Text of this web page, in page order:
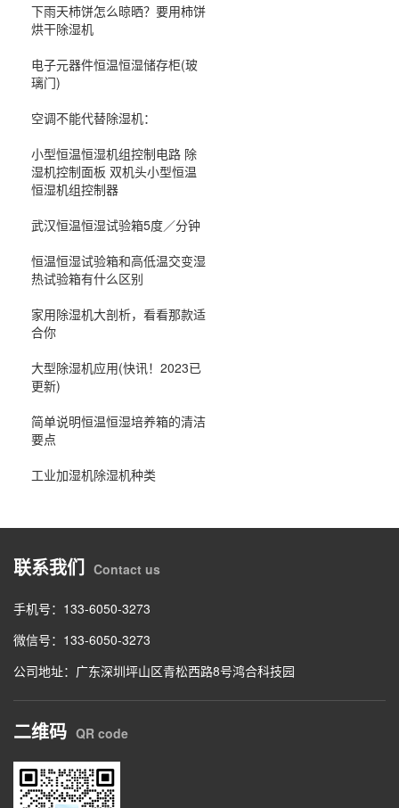
下雨天柿饼怎么晾晒？要用柿饼
烘干除湿机
电子元器件恒温恒湿储存柜(玻
璃门)
空调不能代替除湿机：
小型恒温恒湿机组控制电路 除
湿机控制面板 双机头小型恒温
恒湿机组控制器
武汉恒温恒湿试验箱5度／分钟
恒温恒湿试验箱和高低温交变湿
热试验箱有什么区别
家用除湿机大剖析，看看那款适
合你
大型除湿机应用(快讯！2023已
更新)
简单说明恒温恒湿培养箱的清洁
要点
工业加湿机除湿机种类
联系我们 Contact us
手机号：133-6050-3273
微信号：133-6050-3273
公司地址：广东深圳坪山区青松西路8号鸿合科技园
二维码 QR code